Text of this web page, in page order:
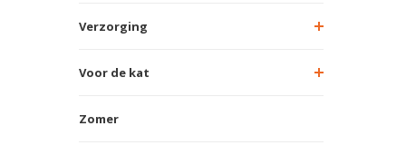
Verzorging
Voor de kat
Zomer